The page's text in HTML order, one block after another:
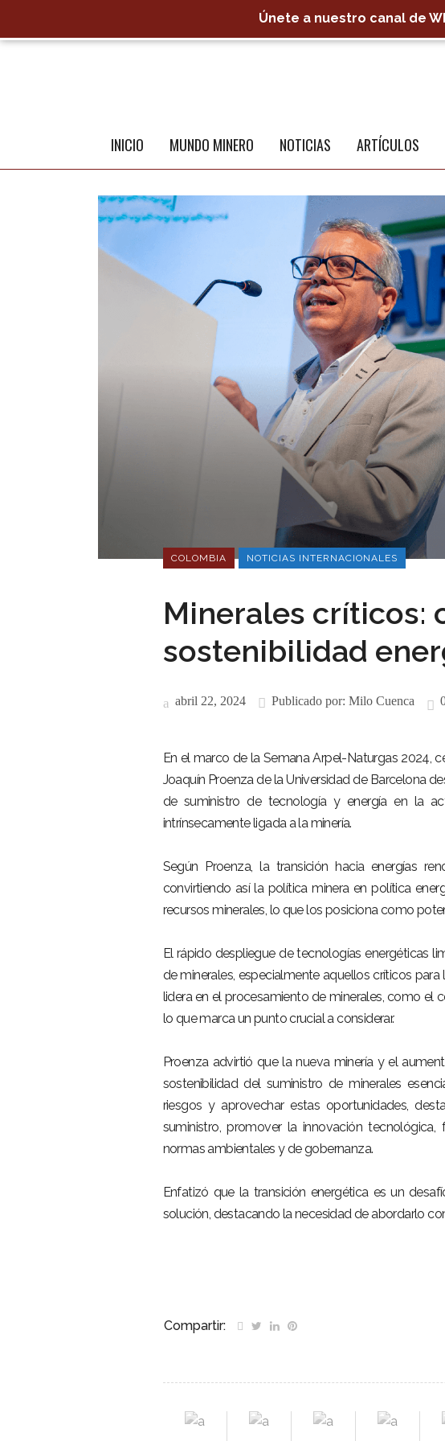
INICIO MUNDO MINERO NOTICIAS ARTÍCULOS
COLOMBIA NOTICIAS INTERNACIONALES
Minerales críticos:
sostenibilidad
abril 22, 2024 Publicado por: Milo Cuenca
En el marco de la Semana Arpel-Naturgas 2024,
Joaquín Proenza de la Universidad de Barcelona
de suministro de tecnología y energía en la
intrínsecamente ligada a la minería.
Según Proenza, la transición hacia energías
convirtiendo así la política minera en política
recursos minerales, lo que los posiciona como
El rápido despliegue de tecnologías energéticas
de minerales, especialmente aquellos críticos
lidera en el procesamiento de minerales, como el
lo que marca un punto crucial a considerar.
Proenza advirtió que la nueva minería y el
sostenibilidad del suministro de minerales
riesgos y aprovechar estas oportunidades,
suministro, promover la innovación
normas ambientales y de gobernanza.
Enfatizó que la transición energética es un
solución, destacando la necesidad de abordarlo
Compartir:
Únete a nuestro canal de